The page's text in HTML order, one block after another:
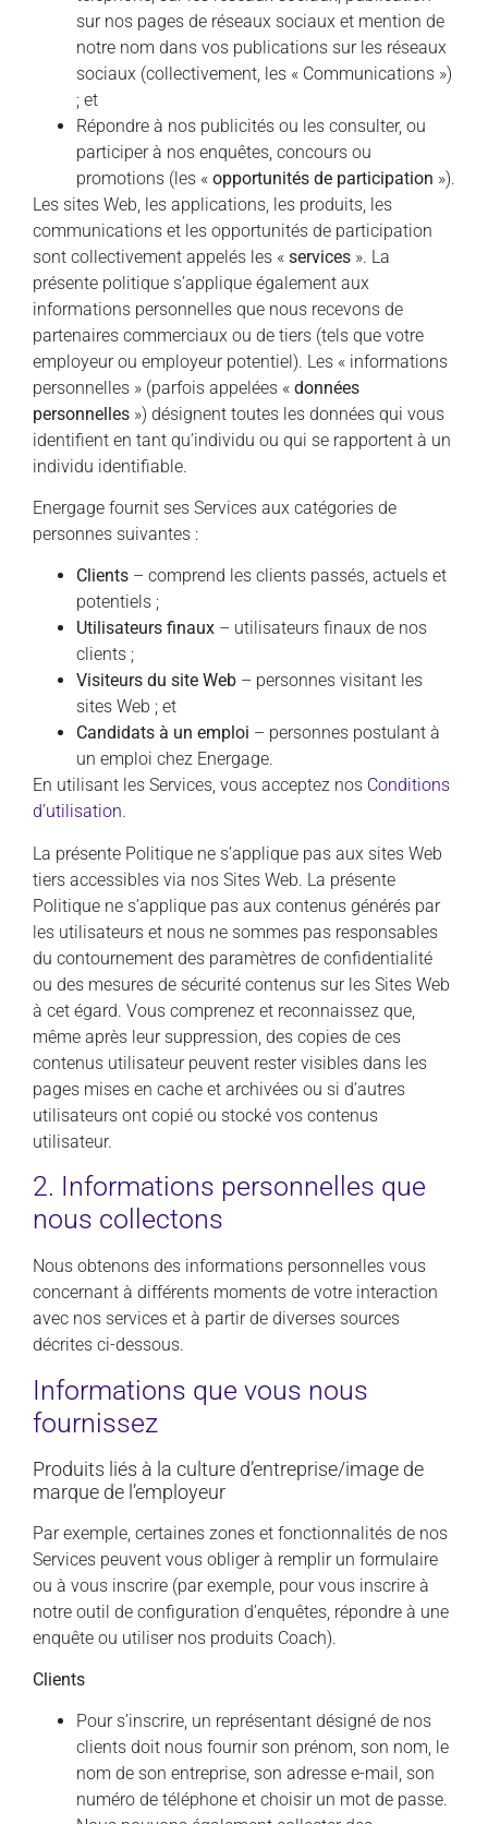
sur nos pages de réseaux sociaux et mention de
notre nom dans vos publications sur les réseaux
sociaux (collectivement, les « Communications »)
; et
Répondre à nos publicités ou les consulter, ou
participer à nos enquêtes, concours ou
promotions (les « opportunités de participation »).
Les sites Web, les applications, les produits, les
communications et les opportunités de participation
sont collectivement appelés les « services ». La
présente politique s’applique également aux
informations personnelles que nous recevons de
partenaires commerciaux ou de tiers (tels que votre
employeur ou employeur potentiel). Les « informations
personnelles » (parfois appelées « données
personnelles ») désignent toutes les données qui vous
identifient en tant qu’individu ou qui se rapportent à un
individu identifiable.
Energage fournit ses Services aux catégories de
personnes suivantes :
Clients – comprend les clients passés, actuels et
potentiels ;
Utilisateurs finaux – utilisateurs finaux de nos
clients ;
Visiteurs du site Web – personnes visitant les
sites Web ; et
Candidats à un emploi – personnes postulant à
un emploi chez Energage.
En utilisant les Services, vous acceptez nos Conditions
d’utilisation.
La présente Politique ne s’applique pas aux sites Web
tiers accessibles via nos Sites Web. La présente
Politique ne s’applique pas aux contenus générés par
les utilisateurs et nous ne sommes pas responsables
du contournement des paramètres de confidentialité
ou des mesures de sécurité contenus sur les Sites Web
à cet égard. Vous comprenez et reconnaissez que,
même après leur suppression, des copies de ces
contenus utilisateur peuvent rester visibles dans les
pages mises en cache et archivées ou si d’autres
utilisateurs ont copié ou stocké vos contenus
utilisateur.
2. Informations personnelles que
nous collectons
Nous obtenons des informations personnelles vous
concernant à différents moments de votre interaction
avec nos services et à partir de diverses sources
décrites ci-dessous.
Informations que vous nous
fournissez
Produits liés à la culture d’entreprise/image de
marque de l’employeur
Par exemple, certaines zones et fonctionnalités de nos
Services peuvent vous obliger à remplir un formulaire
ou à vous inscrire (par exemple, pour vous inscrire à
notre outil de configuration d’enquêtes, répondre à une
enquête ou utiliser nos produits Coach).
Clients
Pour s’inscrire, un représentant désigné de nos
clients doit nous fournir son prénom, son nom, le
nom de son entreprise, son adresse e-mail, son
numéro de téléphone et choisir un mot de passe.